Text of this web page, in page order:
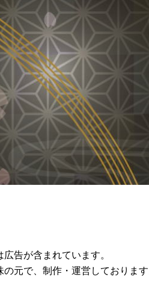
の民謡 関
三味線と
外山節の盛岡市：
隣に位置する歴史
息づく魅力的な町
告が含まれています。
元で、制作・運営しております